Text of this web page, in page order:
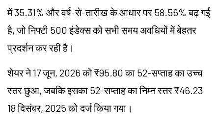
में 35.31% और वर्ष-से-तारीख के आधार पर 58.56% बढ़ गई
है, जो निफ्टी 500 इंडेक्स को सभी समय अवधियों में बेहतर
प्रदर्शन कर रही है।
शेयर ने 17 जून, 2026 को ₹95.80 का 52-सप्ताह का उच्च
स्तर छुआ, जबकि इसका 52-सप्ताह का निम्न स्तर ₹46.23
18 दिसंबर, 2025 को दर्ज किया गया।